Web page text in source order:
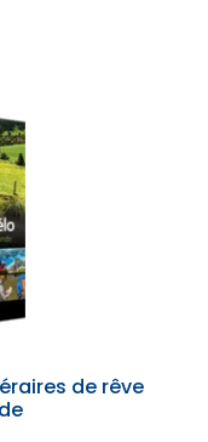
de rêve